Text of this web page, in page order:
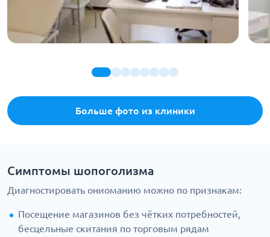
Больше фото из клиники
Симптомы шопоголизма
Диагностировать ониоманию можно по признакам:
Посещение магазинов без чётких потребностей,
бесцельные скитания по торговым рядам